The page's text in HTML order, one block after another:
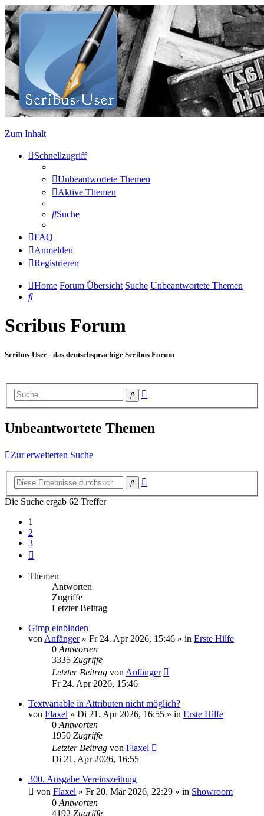
Zum Inhalt
Schnellzugriff
Unbeantwortete Themen
Aktive Themen
Suche
FAQ
Anmelden
Registrieren
Home Forum Übersicht Suche Unbeantwortete Themen
Suche
Scribus Forum
Scribus-User - das deutschsprachige Scribus Forum
Suche
Unbeantwortete Themen
Zur erweiterten Suche
Suche
Die Suche ergab 62 Treffer
1
2
3
Themen
Antworten
Zugriffe
Letzter Beitrag
Gimp einbinden
von Anfänger» Fr 24. Apr 2026, 15:46 » in Erste Hilfe
0 Antworten
3335 Zugriffe
Letzter Beitrag von Anfänger
Fr 24. Apr 2026, 15:46
Textvariable in Attributen nicht möglich?
von Flaxel » Di 21. Apr 2026, 16:55 » in Erste Hilfe
0 Antworten
1950 Zugriffe
Letzter Beitrag von Flaxel
Di 21. Apr 2026, 16:55
300. Ausgabe Vereinszeitung
von Flaxel » Fr 20. Mär 2026, 22:29 » in Showroom
0 Antworten
4192 Zugriffe